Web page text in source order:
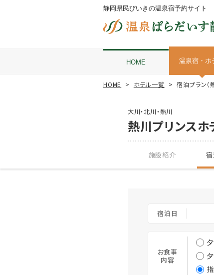
静岡県民びいきの温泉宿予約サイト
HOME 温泉宿・ホ
HOME ホテル一覧 宿泊プラン（
大川・北川・熱川
熱川プリンスホ
施設紹介 宿
宿泊日
お食事
内容